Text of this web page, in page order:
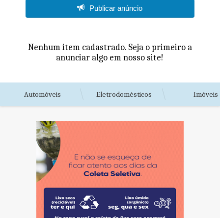
Publicar anúncio
Nenhum item cadastrado. Seja o primeiro a
anunciar algo em nosso site!
Automóveis Eletrodomésticos Imóveis